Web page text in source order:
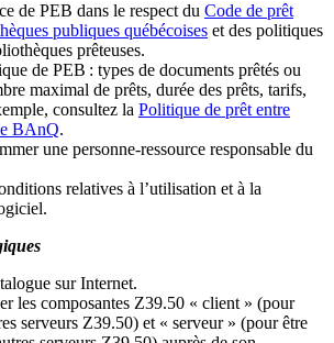
de PEB dans le respect du Code de prêt
publiques québécoises et des politiques
prêteuses.
de PEB : types de documents prêtés ou
maximal de prêts, durée des prêts, tarifs,
consultez la Politique de prêt entre
BAnQ.
une personne-ressource responsable du
relatives à l’utilisation et à la
sur Internet.
les composantes Z39.50 « client » (pour
serveurs Z39.50) et « serveur » (pour être